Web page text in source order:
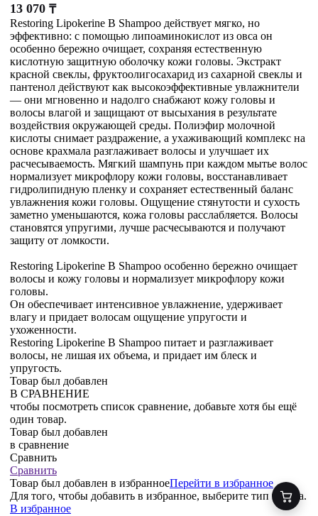
13 070 ₸
Restoring Lipokerine B Shampoo действует мягко, но
эффективно: с помощью липоаминокислот из овса он
особенно бережно очищает, сохраняя естественную
кислотную защитную оболочку кожи головы. Экстракт
красной свеклы, фруктоолигосахарид из сахарной свеклы и
пантенол действуют как высокоэффективные увлажнители
— они мгновенно и надолго снабжают кожу головы и
волосы влагой и защищают от высыхания в результате
воздействия окружающей среды. Полиэфир молочной
кислоты снимает раздражение, а ухаживающий комплекс на
основе крахмала разглаживает волосы и улучшает их
расчесываемость. Мягкий шампунь при каждом мытье волос
нормализует микрофлору кожи головы, восстанавливает
гидролипидную пленку и сохраняет естественный баланс
увлажнения кожи головы. Ощущение стянутости и сухость
заметно уменьшаются, кожа головы расслабляется. Волосы
становятся упругими, лучше расчесываются и получают
защиту от ломкости.
Restoring Lipokerine B Shampoo особенно бережно очищает
волосы и кожу головы и нормализует микрофлору кожи
головы.
Он обеспечивает интенсивное увлажнение, удерживает
влагу и придает волосам ощущение упругости и
ухоженности.
Restoring Lipokerine B Shampoo питает и разглаживает
волосы, не лишая их объема, и придает им блеск и
упругость.
Товар был добавлен
В СРАВНЕНИЕ
чтобы посмотреть список сравнение, добавьте хотя бы ещё
один товар.
Товар был добавлен
в сравнение
Сравнить
Сравнить
Товар был добавлен в избранноеПерейти в избранное
Для того, чтобы добавить в избранное, выберите тип товара.
В избранное